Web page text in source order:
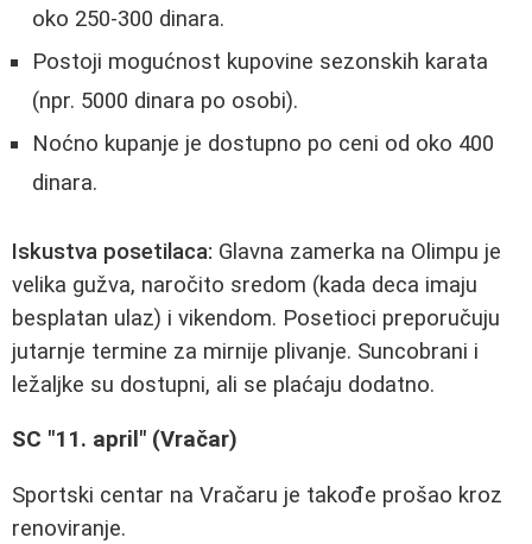
oko 250-300 dinara.
Postoji mogućnost kupovine sezonskih karata
(npr. 5000 dinara po osobi).
Noćno kupanje je dostupno po ceni od oko 400
dinara.
Iskustva posetilaca: Glavna zamerka na Olimpu je
velika gužva, naročito sredom (kada deca imaju
besplatan ulaz) i vikendom. Posetioci preporučuju
jutarnje termine za mirnije plivanje. Suncobrani i
ležaljke su dostupni, ali se plaćaju dodatno.
SC "11. april" (Vračar)
Sportski centar na Vračaru je takođe prošao kroz
renoviranje.